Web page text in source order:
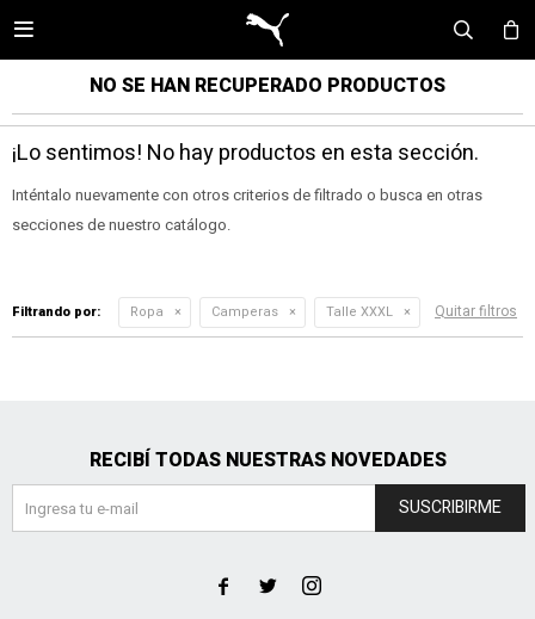

NO SE HAN RECUPERADO PRODUCTOS
¡Lo sentimos! No hay productos en esta sección.
Inténtalo nuevamente con otros criterios de filtrado o busca en otras
secciones de nuestro catálogo.
Filtrando por: Ropa Camperas Talle XXXL Quitar filtros
RECIBÍ TODAS NUESTRAS NOVEDADES
SUSCRIBIRME
  